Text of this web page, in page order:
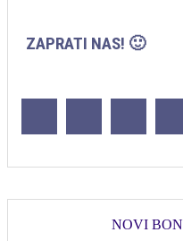
ZAPRATI NAS! 🙂
NOVI